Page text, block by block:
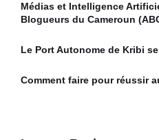
Médias et Intelligence
Blogueurs du Cameroun
Le Port Autonome de Kribi
Comment faire pour réussir